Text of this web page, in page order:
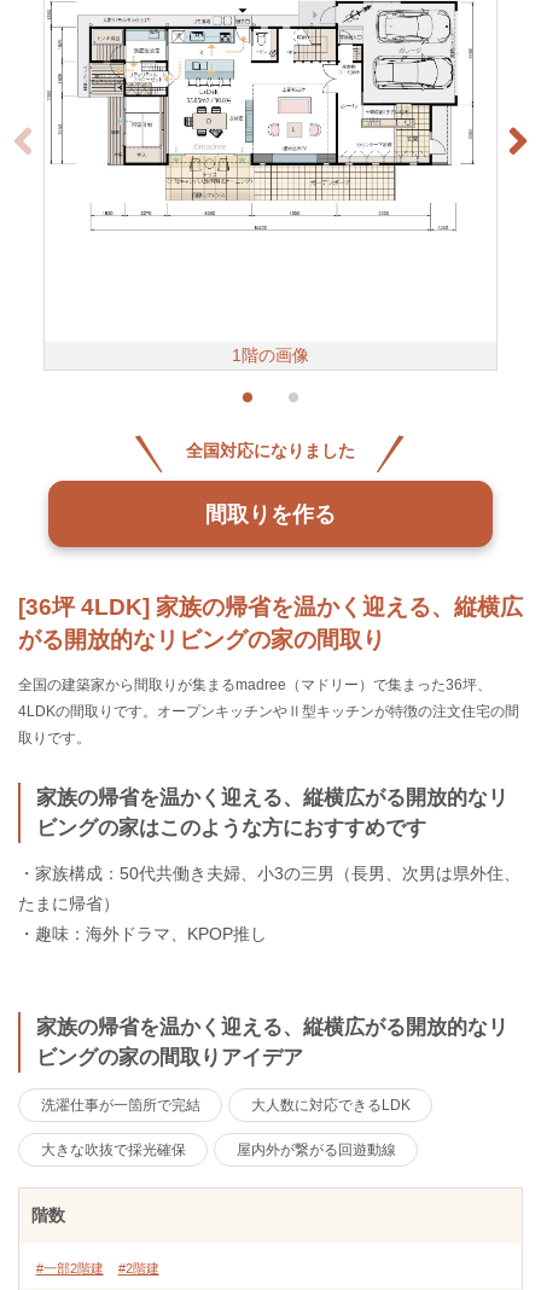
[36坪 4LDK] 家族の帰省を温かく迎える、縦横広
がる開放的なリビングの家の間取り
全国の建築家から間取りが集まるmadree（マドリー）で集まった36坪、
4LDKの間取りです。オープンキッチンやⅡ型キッチンが特徴の注文住宅の間
取りです。
家族の帰省を温かく迎える、縦横広がる開放的なリ
ビングの家はこのような方におすすめです
・家族構成：50代共働き夫婦、小3の三男（長男、次男は県外住、
たまに帰省）
・趣味：海外ドラマ、KPOP推し
家族の帰省を温かく迎える、縦横広がる開放的なリ
ビングの家の間取りアイデア
洗濯仕事が一箇所で完結 大人数に対応できるLDK
大きな吹抜で採光確保 屋内外が繋がる回遊動線
1階の画像
全国対応になりました
間取りを作る
階数
#一部2階建 #2階建